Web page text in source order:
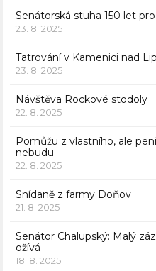
Senátorská stuha 150 let
23. 8. 2025
Tatrování v Kamenici nad
23. 8. 2025
Návštěva Rockové stodoly
22. 8. 2025
Pomůžu z vlastního, ale
nebudu
22. 8. 2025
Snídaně z farmy Doňov
21. 8. 2025
Senátor Chalupský: Malý
ožívá
18. 8. 2025